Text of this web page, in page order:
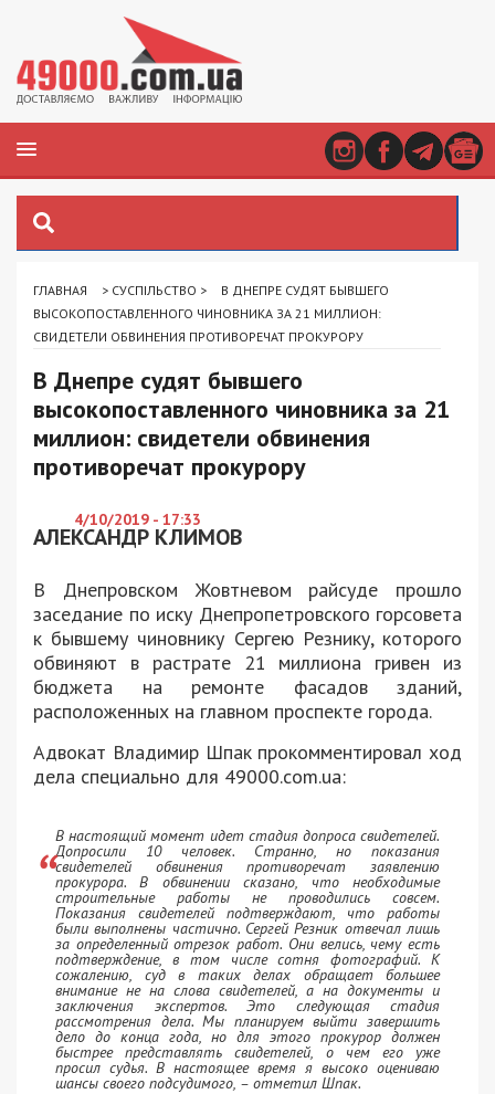
ГЛАВНАЯ > СУСПІЛЬСТВО >
В ДНЕПРЕ СУДЯТ БЫВШЕГО
ВЫСОКОПОСТАВЛЕННОГО ЧИНОВНИКА ЗА 21 МИЛЛИОН:
СВИДЕТЕЛИ ОБВИНЕНИЯ ПРОТИВОРЕЧАТ ПРОКУРОРУ
В Днепре судят бывшего
высокопоставленного чиновника за 21
миллион: свидетели обвинения
противоречат прокурору
4/10/2019 - 17:33
АЛЕКСАНДР КЛИМОВ
В Днепровском Жовтневом райсуде прошло
заседание по иску Днепропетровского горсовета
к бывшему чиновнику Сергею Резнику, которого
обвиняют в растрате 21 миллиона гривен из
бюджета на ремонте фасадов зданий,
расположенных на главном проспекте города.
Адвокат Владимир Шпак прокомментировал ход
дела специально для 49000.com.ua:
В настоящий момент идет стадия допроса свидетелей.
Допросили 10 человек. Странно, но показания
свидетелей обвинения противоречат заявлению
прокурора. В обвинении сказано, что необходимые
строительные работы не проводились совсем.
Показания свидетелей подтверждают, что работы
были выполнены частично. Сергей Резник отвечал лишь
за определенный отрезок работ. Они велись, чему есть
подтверждение, в том числе сотня фотографий. К
сожалению, суд в таких делах обращает большее
внимание не на слова свидетелей, а на документы и
заключения экспертов. Это следующая стадия
рассмотрения дела. Мы планируем выйти завершить
дело до конца года, но для этого прокурор должен
быстрее представлять свидетелей, о чем его уже
просил судья. В настоящее время я высоко оцениваю
шансы своего подсудимого, – отметил Шпак.